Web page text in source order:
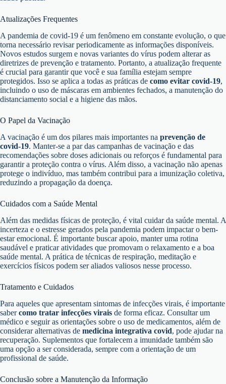
Atualizações Frequentes
A pandemia de covid-19 é um fenômeno em constante evolução, o que
torna necessário revisar periodicamente as informações disponíveis.
Novos estudos surgem e novas variantes do vírus podem alterar as
diretrizes de prevenção e tratamento. Portanto, a atualização frequente
é crucial para garantir que você e sua família estejam sempre
protegidos. Isso se aplica a todas as práticas de como evitar covid-19,
incluindo o uso de máscaras em ambientes fechados, a manutenção do
distanciamento social e a higiene das mãos.
O Papel da Vacinação
A vacinação é um dos pilares mais importantes na prevenção de
covid-19. Manter-se a par das campanhas de vacinação e das
recomendações sobre doses adicionais ou reforços é fundamental para
garantir a proteção contra o vírus. Além disso, a vacinação não apenas
protege o indivíduo, mas também contribui para a imunização coletiva,
reduzindo a propagação da doença.
Cuidados com a Saúde Mental
Além das medidas físicas de proteção, é vital cuidar da saúde mental. A
incerteza e o estresse gerados pela pandemia podem impactar o bem-
estar emocional. É importante buscar apoio, manter uma rotina
saudável e praticar atividades que promovam o relaxamento e a boa
saúde mental. A prática de técnicas de respiração, meditação e
exercícios físicos podem ser aliados valiosos nesse processo.
Tratamento e Cuidados
Para aqueles que apresentam sintomas de infecções virais, é importante
sabercomo tratar infecções virais de forma eficaz. Consultar um
médico e seguir as orientações sobre o uso de medicamentos, além de
considerar alternativas de medicina integrativa covid, pode ajudar na
recuperação. Suplementos que fortalecem a imunidade também são
uma opção a ser considerada, sempre com a orientação de um
profissional de saúde.
Conclusão sobre a Manutenção da Informação